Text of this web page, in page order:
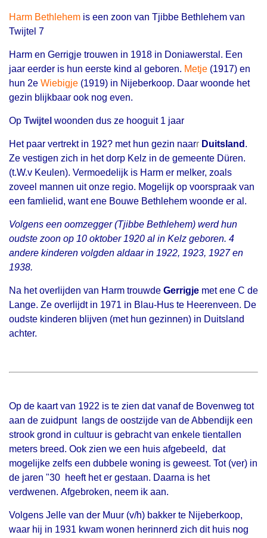
Harm Bethlehem is een zoon van Tjibbe Bethlehem van
Twijtel 7
Harm en Gerrigje trouwen in 1918 in Doniawerstal. Een
jaar eerder is hun eerste kind al geboren. Metje (1917) en
hun 2e Wiebigje (1919) in Nijeberkoop. Daar woonde het
gezin blijkbaar ook nog even.
Op Twijtel woonden dus ze hooguit 1 jaar
Het paar vertrekt in 192? met hun gezin naarr Duitsland .
Ze vestigen zich in het dorp Kelz in de gemeente Düren.
(t.W.v Keulen). Vermoedelijk is Harm er melker, zoals
zoveel mannen uit onze regio. Mogelijk op voorspraak van
een famlielid, want ene Bouwe Bethlehem woonde er al.
Volgens een oomzegger (Tjibbe Bethlehem) werd hun
oudste zoon op 10 oktober 1920 al in Kelz geboren. 4
andere kinderen volgden aldaar in 1922, 1923, 1927 en
1938.
Na het overlijden van Harm trouwde Gerrigje met ene C de
Lange. Ze overlijdt in 1971 in Blau-Hus te Heerenveen. De
oudste kinderen blijven (met hun gezinnen) in Duitsland
achter.
Op de kaart van 1922 is te zien dat vanaf de Bovenweg tot
aan de zuidpunt langs de oostzijde van de Abbendijk een
strook grond in cultuur is gebracht van enkele tientallen
meters breed. Ook zien we een huis afgebeeld, dat
mogelijke zelfs een dubbele woning is geweest. Tot (ver) in
de jaren "30 heeft het er gestaan. Daarna is het
verdwenen. Afgebroken, neem ik aan.
Volgens Jelle van der Muur (v/h) bakker te Nijeberkoop,
waar hij in 1931 kwam wonen herinnerd zich dit huis nog